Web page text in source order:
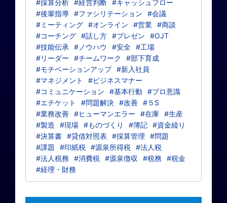
#採算分析 #経営判断 #キャッシュフロー
#後輩指導 #ファシリテーション
#会議
#ミーティング #オンライン #営業 #商談
#コーチング #話し方 #プレゼン
#OJT
#技能伝承
#ノウハウ #安全 #工場
#リーダー
#チームワーク
#部下育成
#モチベーションアップ #新入社員
#マネジメント
#ビジネスマナー
#コミュニケーション
#基本行動
#プロ意識
#エチケット
#問題解決 #改善 #５S
#業務改善 #ヒューマンエラー #在庫 #生産
#製造
#現場 #ものづくり #簿記 #資金繰り
#決算書 #貸借対照表 #採算管理
#問題
#課題
#印紙税 #源泉所得税 #法人税
#法人税務
#消費税 #源泉徴収 #税務
#税金
#経理・財務